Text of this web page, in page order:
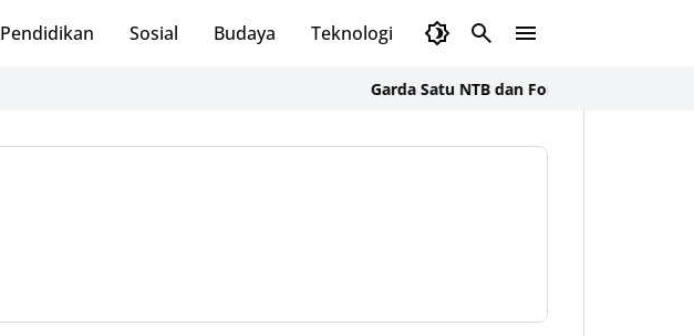
Pendidikan Sosial Budaya Teknologi Olahraga
Garda Satu NTB dan Formal BSS Soroti Alih